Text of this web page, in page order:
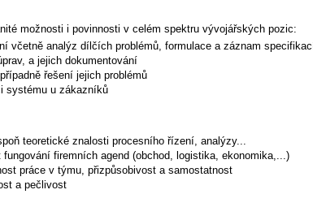
možnosti i povinnosti v celém spektru vývojářských pozic:
včetně analýz dílčích problémů, formulace a záznam
a jejich dokumentování
řešení jejich problémů
systému u zákazníků
teoretické znalosti procesního řízení, analýzy...
firemních agend (obchod, logistika, ekonomika,...)
práce v týmu, přizpůsobivost a samostatnost
a pečlivost